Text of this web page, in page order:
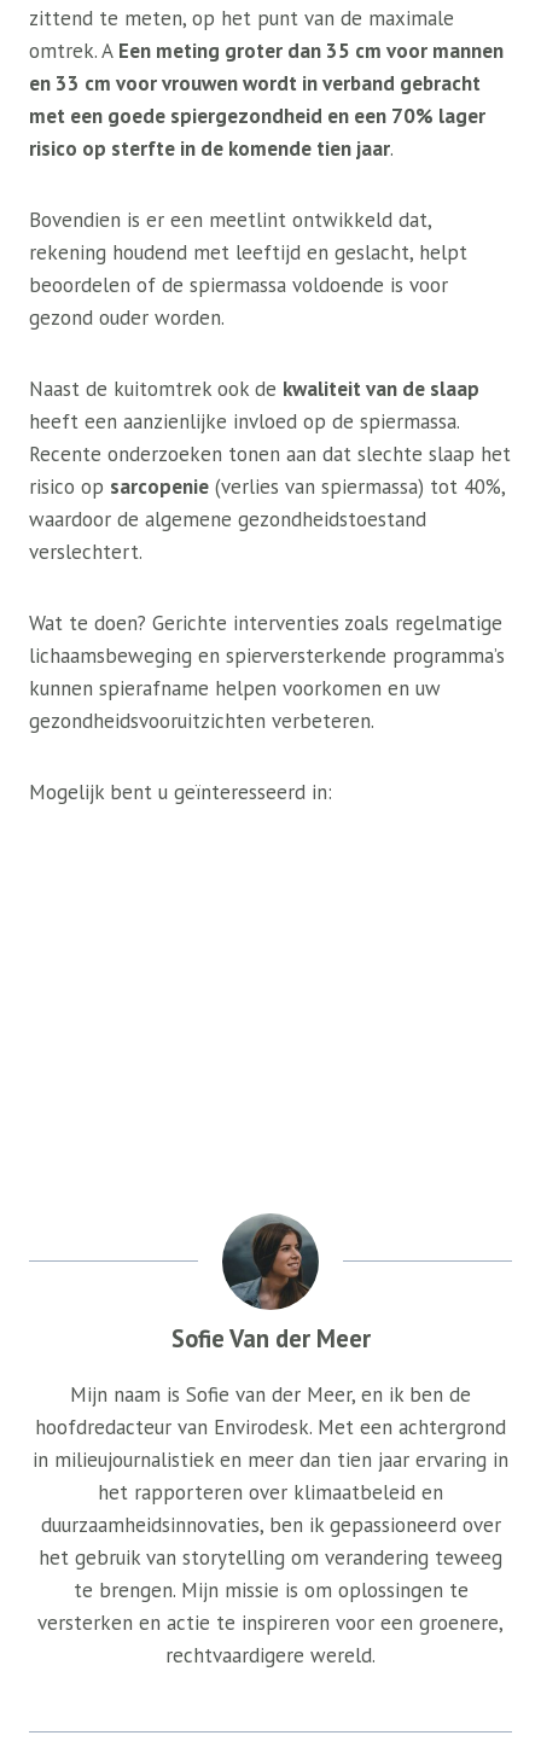
zittend te meten, op het punt van de maximale
omtrek. A Een meting groter dan 35 cm voor mannen
en 33 cm voor vrouwen wordt in verband gebracht
met een goede spiergezondheid en een 70% lager
risico op sterfte in de komende tien jaar.
Bovendien is er een meetlint ontwikkeld dat,
rekening houdend met leeftijd en geslacht, helpt
beoordelen of de spiermassa voldoende is voor
gezond ouder worden.
Naast de kuitomtrek ook de kwaliteit van de slaap
heeft een aanzienlijke invloed op de spiermassa.
Recente onderzoeken tonen aan dat slechte slaap het
risico op sarcopenie (verlies van spiermassa) tot 40%,
waardoor de algemene gezondheidstoestand
verslechtert.
Wat te doen? Gerichte interventies zoals regelmatige
lichaamsbeweging en spierversterkende programma’s
kunnen spierafname helpen voorkomen en uw
gezondheidsvooruitzichten verbeteren.
Mogelijk bent u geïnteresseerd in:
Sofie Van der Meer
Mijn naam is Sofie van der Meer, en ik ben de
hoofdredacteur van Envirodesk. Met een achtergrond
in milieujournalistiek en meer dan tien jaar ervaring in
het rapporteren over klimaatbeleid en
duurzaamheidsinnovaties, ben ik gepassioneerd over
het gebruik van storytelling om verandering teweeg
te brengen. Mijn missie is om oplossingen te
versterken en actie te inspireren voor een groenere,
rechtvaardigere wereld.